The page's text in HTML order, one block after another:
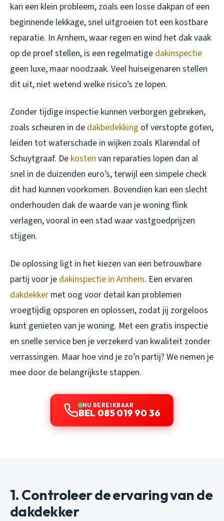
kan een klein probleem, zoals een losse dakpan of een
beginnende lekkage, snel uitgroeien tot een kostbare
reparatie. In Arnhem, waar regen en wind het dak vaak
op de proef stellen, is een regelmatige dakinspectie
geen luxe, maar noodzaak. Veel huiseigenaren stellen
dit uit, niet wetend welke risico’s ze lopen.
Zonder tijdige inspectie kunnen verborgen gebreken,
zoals scheuren in de dakbedekking of verstopte goten,
leiden tot waterschade in wijken zoals Klarendal of
Schuytgraaf. De kosten van reparaties lopen dan al
snel in de duizenden euro’s, terwijl een simpele check
dit had kunnen voorkomen. Bovendien kan een slecht
onderhouden dak de waarde van je woning flink
verlagen, vooral in een stad waar vastgoedprijzen
stijgen.
De oplossing ligt in het kiezen van een betrouwbare
partij voor je dakinspectie in Arnhem. Een ervaren
dakdekker met oog voor detail kan problemen
vroegtijdig opsporen en oplossen, zodat jij zorgeloos
kunt genieten van je woning. Met een gratis inspectie
en snelle service ben je verzekerd van kwaliteit zonder
verrassingen. Maar hoe vind je zo’n partij? We nemen je
mee door de belangrijkste stappen.
NU BEREIKBAAR
BEL 085 019 90 36
1. Controleer de ervaring van de
dakdekker